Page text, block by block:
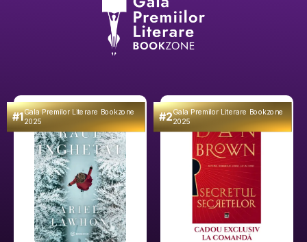
#1Gala Premilor Literare Bookzone
2025 #2Gala Premilor Literare Bookzone
2025